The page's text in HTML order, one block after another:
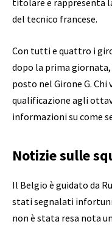
titolare e rappresenta
del tecnico francese.
Con tutti e quattro i
dopo la prima
posto nel Girone G.
qualificazione agli
informazioni su come
Notizie sulle
Il Belgio è guidato da
stati segnalati infortuni
non è stata resa nota